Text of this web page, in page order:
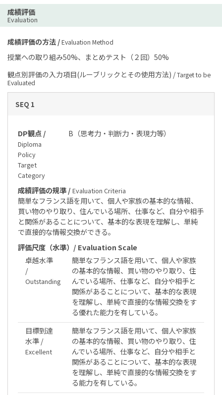
成績評価
Evaluation
成績評価の方法 /Evaluation Method
授業への取り組み50%、まとめテスト（２回）50%
観点別評価の入力項目(ルーブリックとその使用方法) /Target to be
Evaluated
SEQ 1
DP観点 /
Diploma
Policy
Target
Category
B（思考力・判断力・表現力等）
成績評価の規準 / Evaluation Criteria
簡単なフランス語を用いて、個人や家族の基本的な情報、
買い物のやり取り、住んでいる場所、仕事など、自分や相手
と関係があることについて、基本的な表現を理解し、単純
で直接的な情報交換ができる。
評価尺度（水準）/ Evaluation Scale
卓越水準
/
Outstanding
簡単なフランス語を用いて、個人や家族
の基本的な情報、買い物のやり取り、住
んでいる場所、仕事など、自分や相手と
関係があることについて、基本的な表現
を理解し、単純で直接的な情報交換をす
る優れた能力を有している。
目標到達
水準 /
Excellent
簡単なフランス語を用いて、個人や家族
の基本的な情報、買い物のやり取り、住
んでいる場所、仕事など、自分や相手と
関係があることについて、基本的な表現
を理解し、単純で直接的な情報交換をす
る能力を有している。